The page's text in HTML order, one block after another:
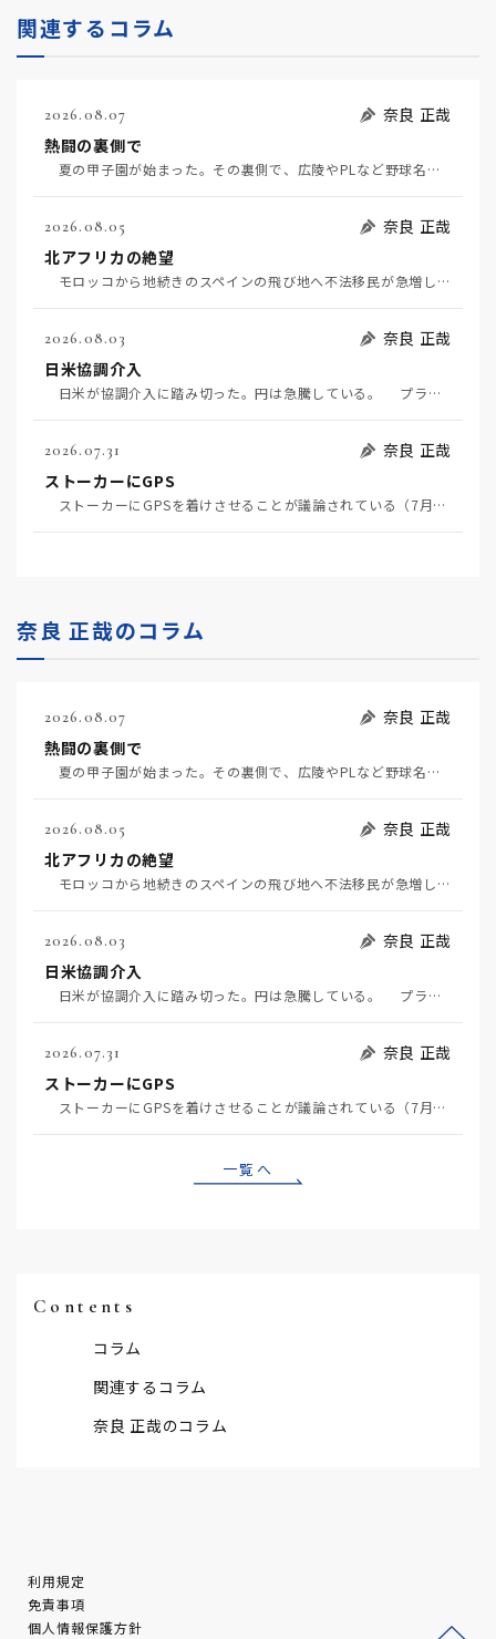
関連するコラム
2026.08.07
奈良 正哉
熱闘の裏側で
夏の甲子園が始まった。その裏側で、広陵やPLなど野球名門校（だった）の不祥事のその後について、「熱…
2026.08.05
奈良 正哉
北アフリカの絶望
モロッコから地続きのスペインの飛び地へ不法移民が急増していて、当地の大問題となっている。「海を泳い…
2026.08.03
奈良 正哉
日米協調介入
日米が協調介入に踏み切った。円は急騰している。 プラザ合意以降、協調介入は為替相場の転機になって…
2026.07.31
奈良 正哉
ストーカーにGPS
ストーカーにGPSを着けさせることが議論されている（7月29日日経）。反対派は「ストーカーにも人権…
奈良 正哉のコラム
2026.08.07
奈良 正哉
熱闘の裏側で
夏の甲子園が始まった。その裏側で、広陵やPLなど野球名門校（だった）の不祥事のその後について、「熱…
2026.08.05
奈良 正哉
北アフリカの絶望
モロッコから地続きのスペインの飛び地へ不法移民が急増していて、当地の大問題となっている。「海を泳い…
2026.08.03
奈良 正哉
日米協調介入
日米が協調介入に踏み切った。円は急騰している。 プラザ合意以降、協調介入は為替相場の転機になって…
2026.07.31
奈良 正哉
ストーカーにGPS
ストーカーにGPSを着けさせることが議論されている（7月29日日経）。反対派は「ストーカーにも人権…
一覧へ
Contents
コラム
関連するコラム
奈良 正哉のコラム
利用規定
免責事項
個人情報保護方針